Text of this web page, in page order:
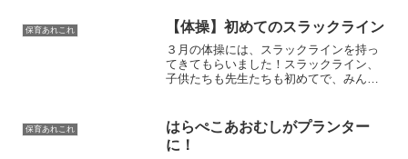
保育あれこれ 【体操】初めてのスラックライン
３月の体操には、スラックラインを持っ
てきてもらいました！スラックライン、
子供たちも先生たちも初めてで、みんな
のですが、なかなか難しい＞＜０、１歳
児の子たちも体操の天...
保育あれこれ
はらぺこあおむしがプランター
に！